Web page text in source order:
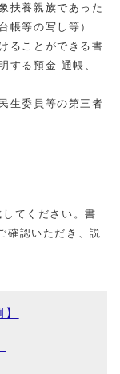
扶養親族であった
帳等の写し等）
ることができる書
する預金 通帳、
生委員等の第三者
てください。書
確認いただき、説